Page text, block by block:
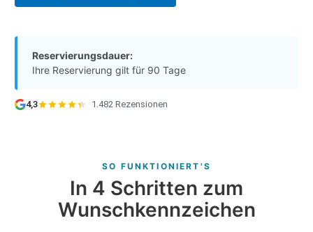
Reservierungsdauer:
Ihre Reservierung gilt für 90 Tage
4,3 · 1.482 Rezensionen
SO FUNKTIONIERT'S
In 4 Schritten zum
Wunschkennzeichen